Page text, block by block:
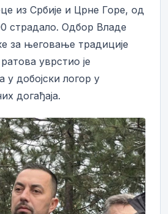
из Србије и Црне Горе, од
страдало. Одбор Владе
за његовање традиције
уврстио је
у добојски логор у
догађаја.